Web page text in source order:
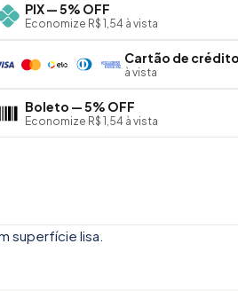
PIX — 5% OFF
Economize R$ 1,54 à vista
Cartão de crédito
à vista
Boleto — 5% OFF
Economize R$ 1,54 à vista
superfície lisa.